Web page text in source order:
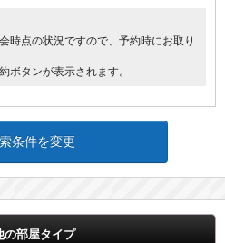
時点の状況ですので、予約時にお取り
ボタンが表示されます。
条件を変更
の部屋タイプ